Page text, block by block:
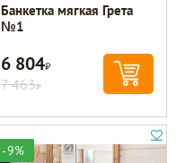
Банкетка мягкая Грета
№1
6 804Р
7 463Р
-9%